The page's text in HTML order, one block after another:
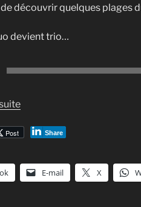
découvrir quelques plages
devient trio…
Post Share
E-mail X